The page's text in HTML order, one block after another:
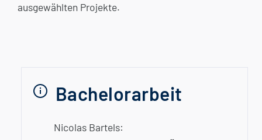
ausgewählten Projekte.
Bachelorarbeit
Nicolas Bartels: